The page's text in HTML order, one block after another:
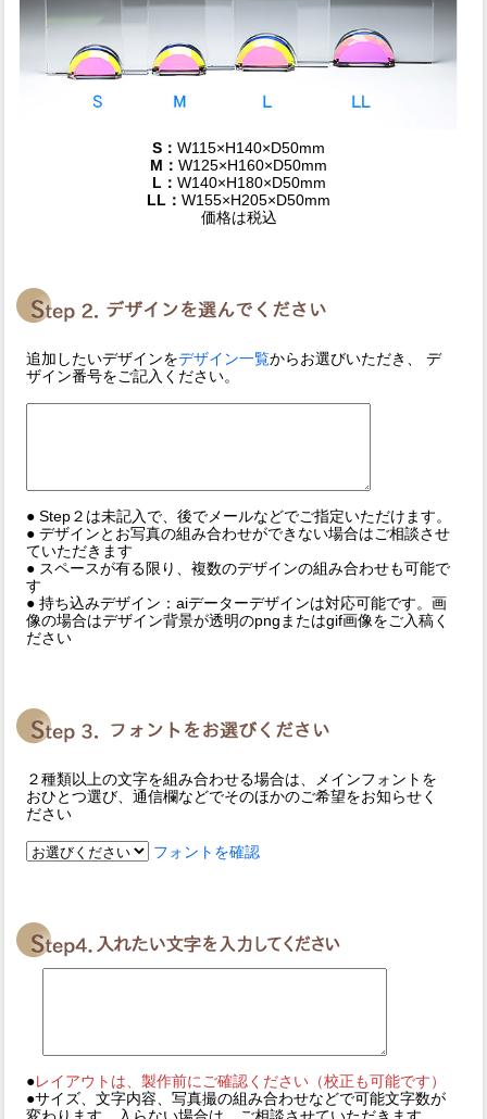
S： W115×H140×D50mm
M： W125×H160×D50mm
L： W140×H180×D50mm
LL： W155×H205×D50mm
価格は税込
追加したいデザインをデザイン一覧からお選びいただき、 デ
ザイン番号をご記入ください。
● Step２は未記入で、後でメールなどでご指定いただけます。
● デザインとお写真の組み合わせができない場合はご相談させ
ていただきます
● スペースが有る限り、複数のデザインの組み合わせも可能で
す
● 持ち込みデザイン：aiデーターデザインは対応可能です。画
像の場合はデザイン背景が透明のpngまたはgif画像をご入稿く
ださい
２種類以上の文字を組み合わせる場合は、メインフォントを
おひとつ選び、通信欄などでそのほかのご希望をお知らせく
ださい
フォントを確認
●レイアウトは、製作前にご確認ください（校正も可能です）
●サイズ、文字内容、写真撮の組み合わせなどで可能文字数が